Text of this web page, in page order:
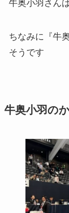
牛奥小羽さん
ちなみに『牛
そうです
牛奥小羽の